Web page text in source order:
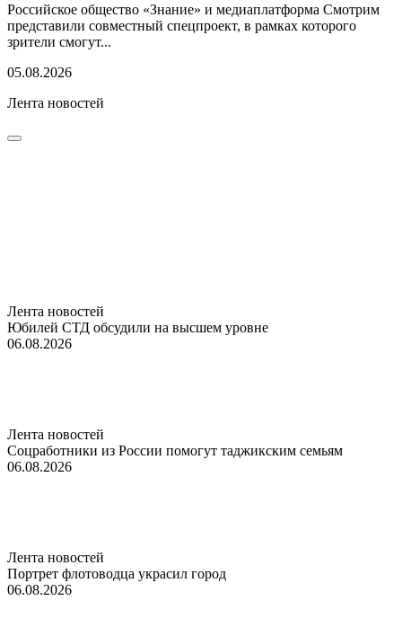
Российское общество «Знание» и медиаплатформа Смотрим
представили совместный спецпроект, в рамках которого
зрители смогут...
05.08.2026
Лента новостей
Лента новостей
Юбилей СТД обсудили на высшем уровне
06.08.2026
Лента новостей
Соцработники из России помогут таджикским семьям
06.08.2026
Лента новостей
Портрет флотоводца украсил город
06.08.2026